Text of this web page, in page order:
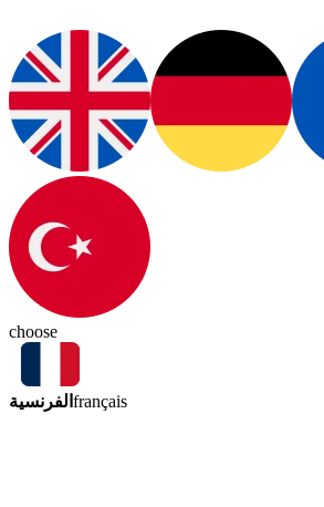
choose
الفرنسية français